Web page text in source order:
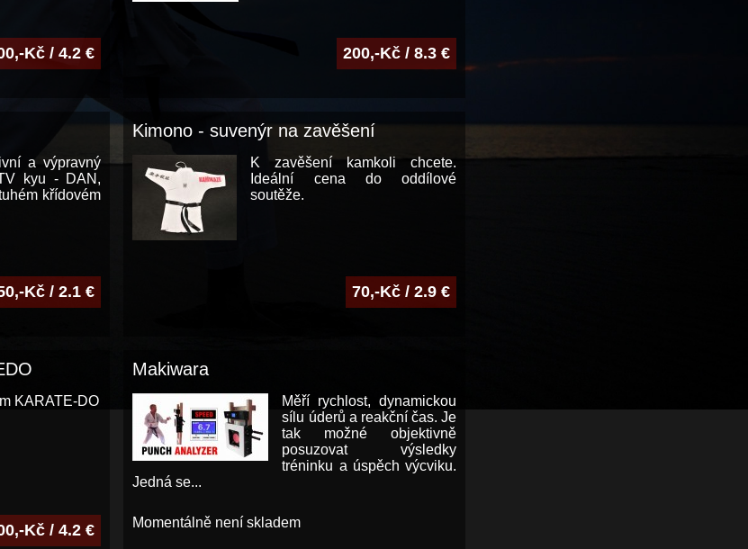
Kč / 4.2 € 200,-Kč / 8.3 €
a výpravný
kyu - DAN,
křídovém
Kč / 2.1 €
Kimono - suvenýr na zavěšení
K zavěšení kamkoli chcete.
Ideální cena do oddílové
soutěže.
70,-Kč / 2.9 €
KARATE-DO
Kč / 4.2 €
Makiwara
Měří rychlost, dynamickou
sílu úderů a reakční čas. Je
tak možné objektivně
posuzovat výsledky
tréninku a úspěch výcviku.
Jedná se...
Momentálně není skladem